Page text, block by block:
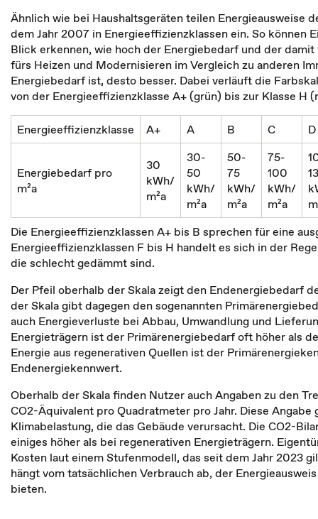
Ähnlich wie bei Haushaltsgeräten teilen Energieausweise
dem Jahr 2007 in Energieeffizienzklassen ein. So können
Blick erkennen, wie hoch der Energiebedarf und der
fürs Heizen und Modernisieren im Vergleich zu anderen
Energiebedarf ist, desto besser. Dabei verläuft die
von der Energieeffizienzklasse A+ (grün) bis zur Klasse H
Energieeffizienzklasse A+ A B C D
Energiebedarf pro
m²a
30
kWh/
m²a
30-
50
kWh/
m²a
50-
75
kWh/
m²a
75-
100
kWh/
m²a
Die Energieeffizienzklassen A+ bis B sprechen für eine
Energieeffizienzklassen F bis H handelt es sich in der
die schlecht gedämmt sind.
Der Pfeil oberhalb der Skala zeigt den Endenergiebedarf
der Skala gibt dagegen den sogenannten
auch Energieverluste bei Abbau, Umwandlung und
Energieträgern ist der Primärenergiebedarf oft höher als
Energie aus regenerativen Quellen ist der
Endenergiekennwert.
Oberhalb der Skala finden Nutzer auch Angaben zu den
CO2-Äquivalent pro Quadratmeter pro Jahr. Diese
Klimabelastung, die das Gebäude verursacht. Die CO2-
einiges höher als bei regenerativen Energieträgern.
Kosten laut einem Stufenmodell, das seit dem Jahr 2023
hängt vom tatsächlichen Verbrauch ab, der
bieten.